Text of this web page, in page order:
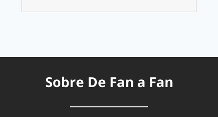
Sobre De Fan a Fan